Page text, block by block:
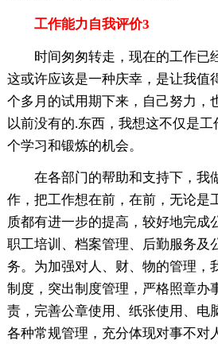
工作能力自我评价3
时间匆匆转走，现在的工作已经
这或许应该是一种庆幸，是让我值
个多月的试用期下来，自己努力，
以前没有的.东西，我想这不仅是
个学习和锻炼的机会。
在各部门的帮助和支持下，我
作，把工作想在前，在前，无论是
质都有进一步的提高，较好地完成
职工培训、档案管理、后勤服务及
务。为加强对人、财、物的管理，
制度，突出制度管理，严格照章办
责，完善公章使用、纸张使用、电
各种常规管理，充分体现对事不对